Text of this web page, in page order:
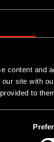
content and
site with
to